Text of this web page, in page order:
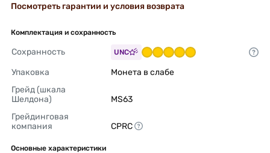
Посмотреть гарантии и условия возврата
Комплектация и сохранность
Сохранность UNC
Упаковка
Монета в слабе
Грейд (шкала
Шелдона)
MS63
Грейдинговая
компания
CPRC
Основные характеристики